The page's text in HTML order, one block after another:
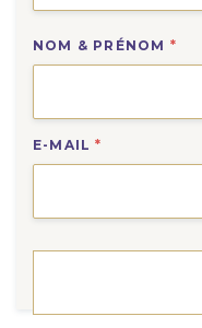
NOM & PRÉNOM *
E-MAIL*